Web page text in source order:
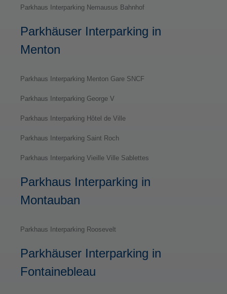
Parkhaus Interparking Nemausus Bahnhof
Parkhäuser Interparking in
Menton
Parkhaus Interparking Menton Gare SNCF
Parkhaus Interparking George V
Parkhaus Interparking Hôtel de Ville
Parkhaus Interparking Saint Roch
Parkhaus Interparking Vieille Ville Sablettes
Parkhaus Interparking in
Montauban
Parkhaus Interparking Roosevelt
Parkhäuser Interparking in
Fontainebleau